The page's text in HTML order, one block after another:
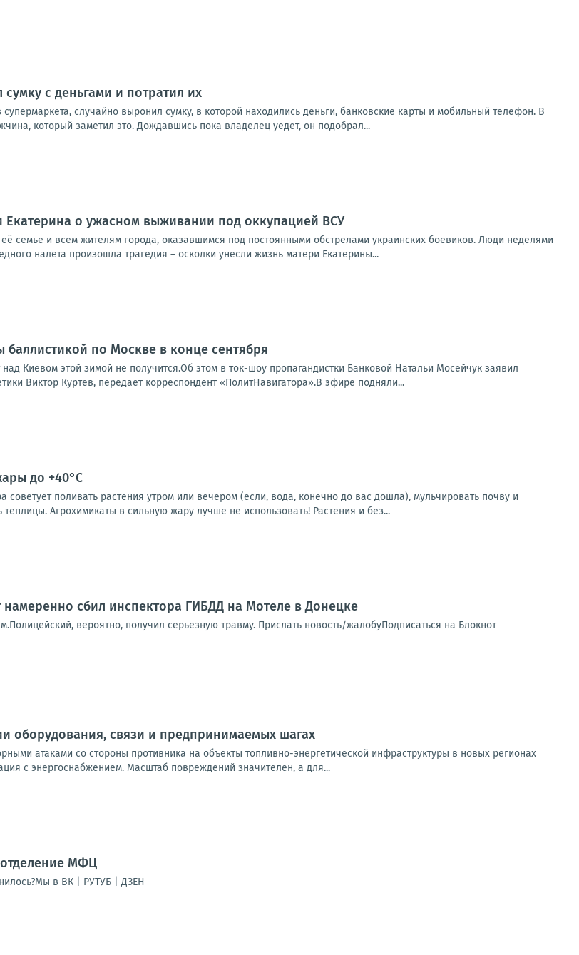
с деньгами и потратил их
случайно выронил сумку, в которой находились деньги, банковские карты и мобильный телефон. В
который заметил это. Дождавшись пока владелец уедет, он подобрал...
Екатерина о ужасном выживании под оккупацией ВСУ
семье и всем жителям города, оказавшимся под постоянными обстрелами украинских боевиков. Люди неделями
налета произошла трагедия – осколки унесли жизнь матери Екатерины...
по Москве в конце сентября
Киевом этой зимой не получится.Об этом в ток-шоу пропагандистки Банковой Натальи Мосейчук заявил
Виктор Куртев, передает корреспондент «ПолитНавигатора».В эфире подняли...
до +40°C
советует поливать растения утром или вечером (если, вода, конечно до вас дошла), мульчировать почву и
теплицы. Агрохимикаты в сильную жару лучше не использовать! Растения и без...
сбил инспектора ГИБДД на Мотеле в Донецке
вероятно, получил серьезную травму. Прислать новость/жалобуПодписаться на Блокнот
оборудования, связи и предпринимаемых шагах
атаками со стороны противника на объекты топливно-энергетической инфраструктуры в новых регионах
с энергоснабжением. Масштаб повреждений значителен, а для...
МФЦ
в ВК | РУТУБ | ДЗЕН